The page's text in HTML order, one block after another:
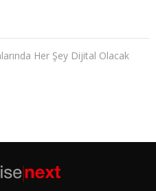
Her Şey Dijital Olacak